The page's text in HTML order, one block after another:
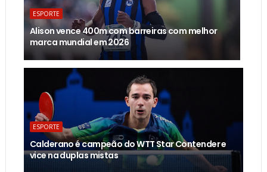
ESPORTE
Alison vence 400m com barreiras com melhor
marca mundial em 2026
ESPORTE
Calderano é campeão do WTT Star Contender e
vice na duplas mistas